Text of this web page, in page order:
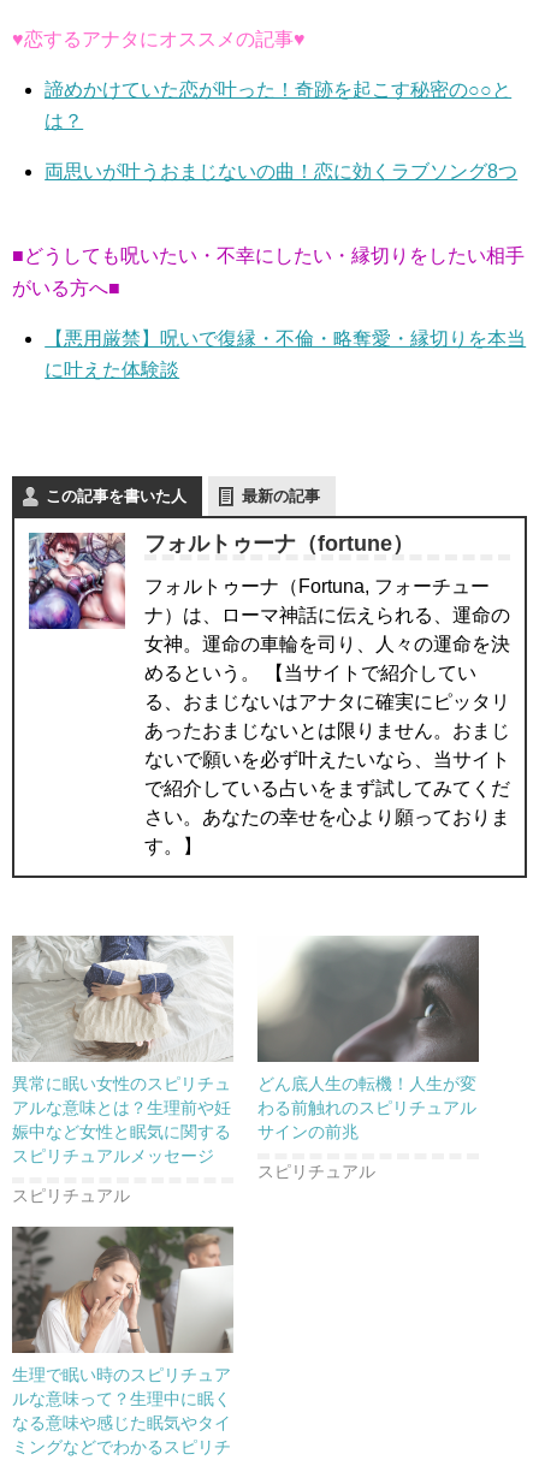
♥恋するアナタにオススメの記事♥
諦めかけていた恋が叶った！奇跡を起こす秘密の○○と
は？
両思いが叶うおまじないの曲！恋に効くラブソング8つ
■どうしても呪いたい・不幸にしたい・縁切りをしたい相手
がいる方へ■
【悪用厳禁】呪いで復縁・不倫・略奪愛・縁切りを本当
に叶えた体験談
この記事を書いた人 最新の記事
フォルトゥーナ（fortune）
フォルトゥーナ（Fortuna, フォーチュー
ナ）は、ローマ神話に伝えられる、運命の
女神。運命の車輪を司り、人々の運命を決
めるという。 【当サイトで紹介してい
る、おまじないはアナタに確実にピッタリ
あったおまじないとは限りません。おまじ
ないで願いを必ず叶えたいなら、当サイト
で紹介している占いをまず試してみてくだ
さい。あなたの幸せを心より願っておりま
す。】
異常に眠い女性のスピリチュ
アルな意味とは？生理前や妊
娠中など女性と眠気に関する
スピリチュアルメッセージ
スピリチュアル
どん底人生の転機！人生が変
わる前触れのスピリチュアル
サインの前兆
スピリチュアル
生理で眠い時のスピリチュア
ルな意味って？生理中に眠く
なる意味や感じた眠気やタイ
ミングなどでわかるスピリチ